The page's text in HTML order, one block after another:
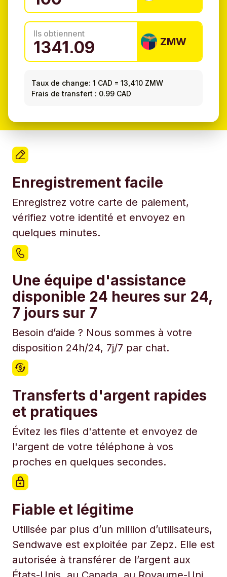
Ils obtiennent
ZMW
Taux de change: 1 CAD =13,410 ZMW
Frais de transfert : 0.99 CAD
Enregistrement facile
Enregistrez votre carte de paiement,
vérifiez votre identité et envoyez en
quelques minutes.
Une équipe d'assistance
disponible 24 heures sur 24,
7 jours sur 7
Besoin d’aide ? Nous sommes à votre
disposition 24h/24, 7j/7 par chat.
Transferts d'argent rapides
et pratiques
Évitez les files d'attente et envoyez de
l'argent de votre téléphone à vos
proches en quelques secondes.
Fiable et légitime
Utilisée par plus d’un million d’utilisateurs,
Sendwave est exploitée par Zepz. Elle est
autorisée à transférer de l’argent aux